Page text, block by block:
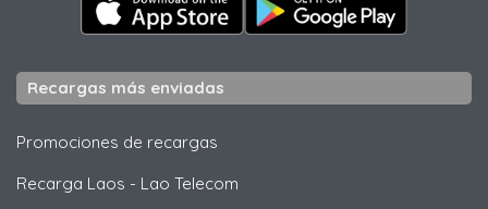
Recargas más enviadas
Promociones de recargas
Recarga Laos - Lao Telecom